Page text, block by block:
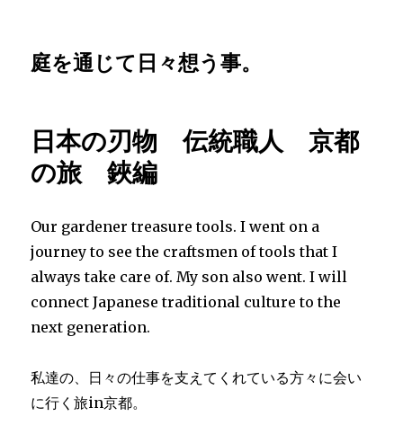
庭を通じて日々想う事。
日本の刃物 伝統職人 京都
の旅 鋏編
Our gardener treasure tools. I went on a
journey to see the craftsmen of tools that I
always take care of. My son also went. I will
connect Japanese traditional culture to the
next generation.
私達の、日々の仕事を支えてくれている方々に会い
に行く旅in京都。